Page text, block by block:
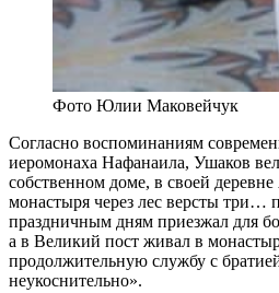
Фото Юлии Маковейчук
Согласно воспоминаниям
иеромонаха Нафанаила, Ушаков
собственном доме, в своей деревне
монастыря через лес версты три…
праздничным дням приезжал для
а в Великий пост живал в
продолжительную службу с
неукоснительно».